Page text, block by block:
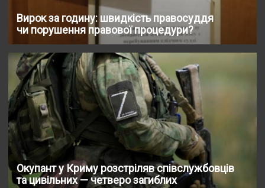
Вирок за годину: швидкість правосуддя
чи порушення правової процедури?
Окупант у Криму розстріляв співслужбовців
та цивільних — четверо загиблих